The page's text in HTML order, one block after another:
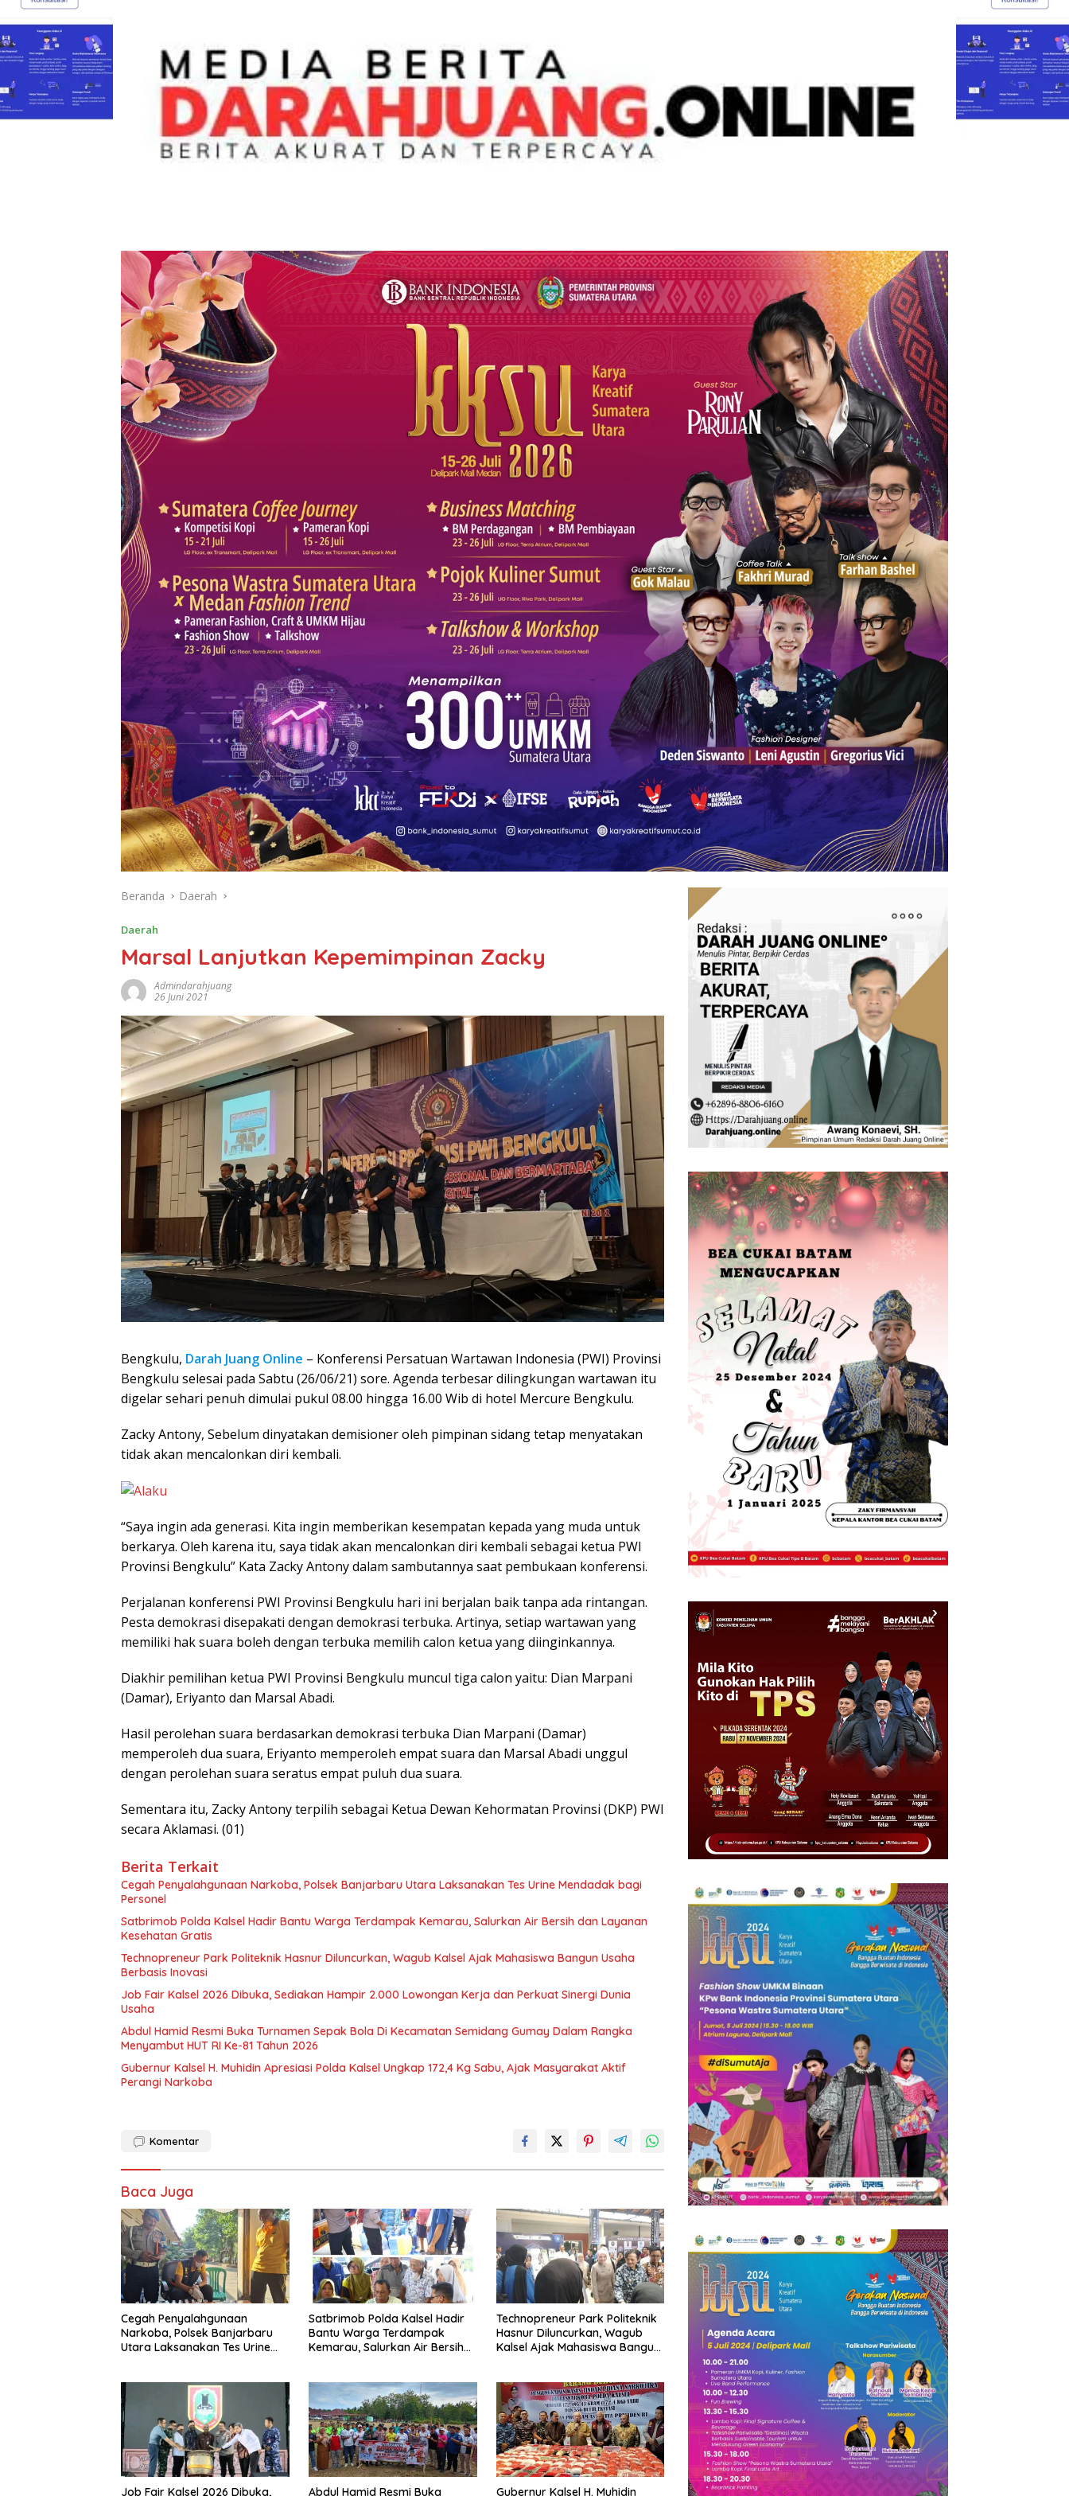
Beranda Daerah
Daerah
Marsal Lanjutkan Kepemimpinan Zacky
Admindarahjuang
26 Juni 2021
Bengkulu, Darah Juang Online – Konferensi Persatuan Wartawan Indonesia (PWI) Provinsi
Bengkulu selesai pada Sabtu (26/06/21) sore. Agenda terbesar dilingkungan wartawan itu
digelar sehari penuh dimulai pukul 08.00 hingga 16.00 Wib di hotel Mercure Bengkulu.
Zacky Antony, Sebelum dinyatakan demisioner oleh pimpinan sidang tetap menyatakan
tidak akan mencalonkan diri kembali.
“Saya ingin ada generasi. Kita ingin memberikan kesempatan kepada yang muda untuk
berkarya. Oleh karena itu, saya tidak akan mencalonkan diri kembali sebagai ketua PWI
Provinsi Bengkulu” Kata Zacky Antony dalam sambutannya saat pembukaan konferensi.
Perjalanan konferensi PWI Provinsi Bengkulu hari ini berjalan baik tanpa ada rintangan.
Pesta demokrasi disepakati dengan demokrasi terbuka. Artinya, setiap wartawan yang
memiliki hak suara boleh dengan terbuka memilih calon ketua yang diinginkannya.
Diakhir pemilihan ketua PWI Provinsi Bengkulu muncul tiga calon yaitu: Dian Marpani
(Damar), Eriyanto dan Marsal Abadi.
Hasil perolehan suara berdasarkan demokrasi terbuka Dian Marpani (Damar)
memperoleh dua suara, Eriyanto memperoleh empat suara dan Marsal Abadi unggul
dengan perolehan suara seratus empat puluh dua suara.
Sementara itu, Zacky Antony terpilih sebagai Ketua Dewan Kehormatan Provinsi (DKP) PWI
secara Aklamasi. (01)
Berita Terkait
Cegah Penyalahgunaan Narkoba, Polsek Banjarbaru Utara Laksanakan Tes Urine Mendadak bagi
Personel
Satbrimob Polda Kalsel Hadir Bantu Warga Terdampak Kemarau, Salurkan Air Bersih dan Layanan
Kesehatan Gratis
Technopreneur Park Politeknik Hasnur Diluncurkan, Wagub Kalsel Ajak Mahasiswa Bangun Usaha
Berbasis Inovasi
Job Fair Kalsel 2026 Dibuka, Sediakan Hampir 2.000 Lowongan Kerja dan Perkuat Sinergi Dunia
Usaha
Abdul Hamid Resmi Buka Turnamen Sepak Bola Di Kecamatan Semidang Gumay Dalam Rangka
Menyambut HUT RI Ke-81 Tahun 2026
Gubernur Kalsel H. Muhidin Apresiasi Polda Kalsel Ungkap 172,4 Kg Sabu, Ajak Masyarakat Aktif
Perangi Narkoba
Komentar
Baca Juga
Cegah Penyalahgunaan
Narkoba, Polsek Banjarbaru
Utara Laksanakan Tes Urine
Satbrimob Polda Kalsel Hadir
Bantu Warga Terdampak
Kemarau, Salurkan Air Bersih
Technopreneur Park Politeknik
Hasnur Diluncurkan, Wagub
Kalsel Ajak Mahasiswa Bangun
Job Fair Kalsel 2026 Dibuka, Abdul Hamid Resmi Buka Gubernur Kalsel H. Muhidin